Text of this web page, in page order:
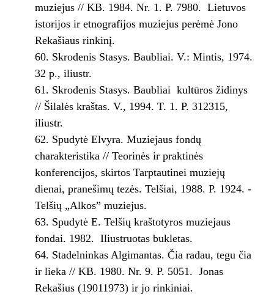
muziejus // KB. 1984. Nr. 1. P. 79­80. ­ Lietuvos
istorijos ir etnografijos muziejus perėmė Jono
Rekašiaus rinkinį.
Skrodenis Stasys. Baubliai. V.: Mintis, 1974.
32 p., iliustr.
Skrodenis Stasys. Baubliai ­ kultūros židinys
// Šilalės kraštas. V., 1994. T. 1. P. 312­315,
iliustr.
Spudytė Elvyra. Muziejaus fondų
charakteristika // Teorinės ir praktinės
konferencijos, skirtos Tarptautinei muziejų
dienai, pranešimų tezės. Telšiai, 1988. P. 19­24. ­
Telšių „Alkos” muziejus.
Spudytė E. Telšių kraštotyros muziejaus
fondai. 1982. ­ Iliustruotas bukletas.
Stadelninkas Algimantas. Čia radau, tegu čia
ir lieka // KB. 1980. Nr. 9. P. 50­51. ­ Jonas
Rekašius (1901­1973) ir jo rinkiniai.